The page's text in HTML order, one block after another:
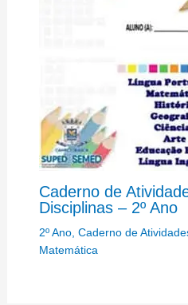
Caderno de
Disciplinas – 2º Ano
2º Ano, Caderno de
Matemática